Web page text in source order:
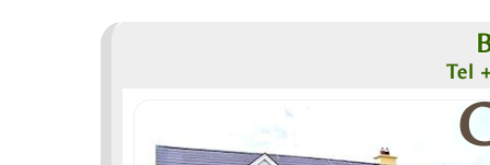
Tel